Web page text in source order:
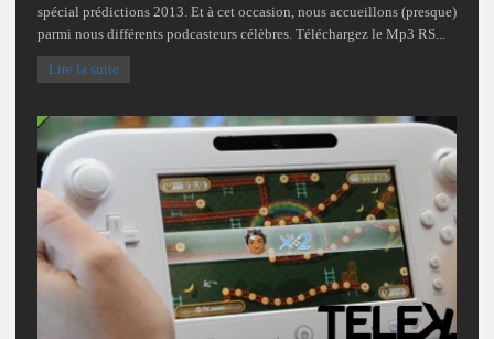
spécial prédictions 2013. Et à cet occasion, nous accueillons (presque)
parmi nous différents podcasteurs célèbres. Téléchargez le Mp3 RS...
Lire la suite